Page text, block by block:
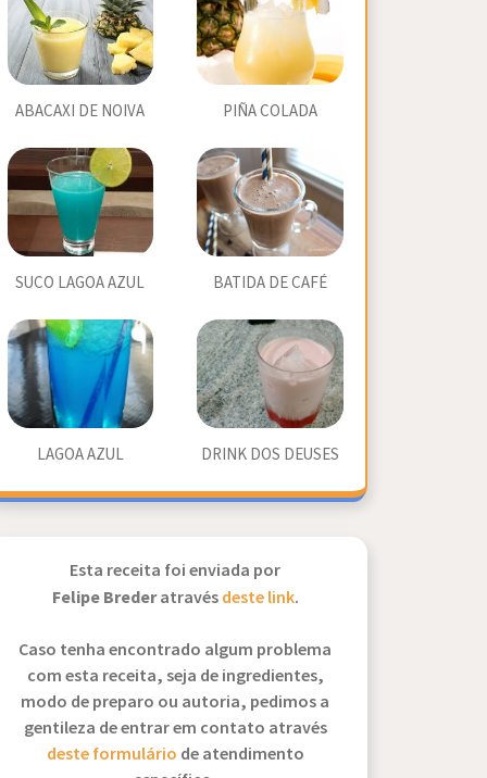
ABACAXI DE NOIVA PIÑA COLADA
SUCO LAGOA AZUL BATIDA DE CAFÉ
LAGOA AZUL DRINK DOS DEUSES
Esta receita foi enviada por
Felipe Brederatravésdeste link.
Caso tenha encontrado algum problema
com esta receita, seja de ingredientes,
modo de preparo ou autoria, pedimos a
gentileza de entrar em contato através
deste formulário de atendimento